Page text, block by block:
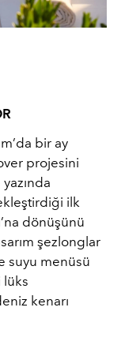
bir ay
projesini
ilk
dönüşünü
şezlonglar
suyu menüsü
lüks
kenarı